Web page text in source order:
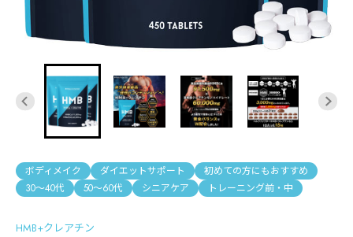
ボディメイク ダイエットサポート
初めての方にもおすすめ
30〜40代
50〜60代 シニアケア トレーニング前・中
HMB+クレアチン